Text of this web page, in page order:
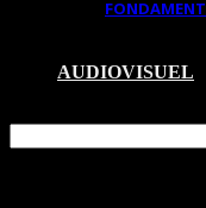
AUDIOVISUEL